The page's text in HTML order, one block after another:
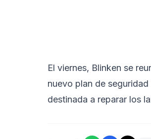
El viernes, Blinken se
nuevo plan de
destinada a reparar los